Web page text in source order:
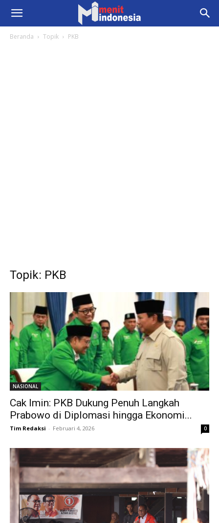
Beranda Topik PKB
Topik: PKB
NASIONAL
Cak Imin: PKB Dukung Penuh Langkah
Prabowo di Diplomasi hingga Ekonomi...
Tim Redaksi - Februari 4, 2026 0